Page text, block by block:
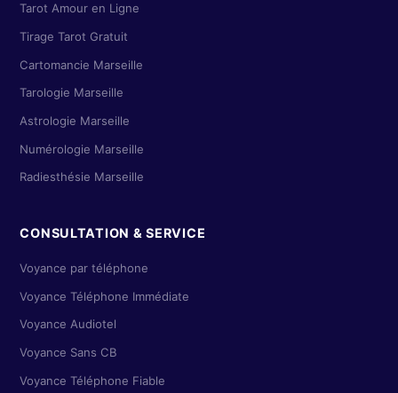
Tarot Amour en Ligne
Tirage Tarot Gratuit
Cartomancie Marseille
Tarologie Marseille
Astrologie Marseille
Numérologie Marseille
Radiesthésie Marseille
CONSULTATION & SERVICE
Voyance par téléphone
Voyance Téléphone Immédiate
Voyance Audiotel
Voyance Sans CB
Voyance Téléphone Fiable